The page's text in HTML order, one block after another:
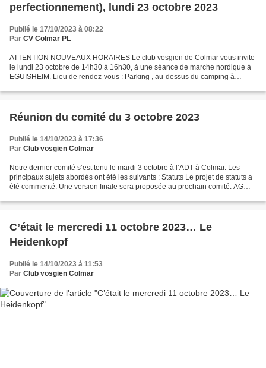
perfectionnement), lundi 23 octobre 2023
Publié le 17/10/2023 à 08:22
Par CV Colmar PL
ATTENTION NOUVEAUX HORAIRES Le club vosgien de Colmar vous invite
le lundi 23 octobre de 14h30 à 16h30, à une séance de marche nordique à
EGUISHEIM. Lieu de rendez-vous : Parking , au-dessus du camping à
Réunion du comité du 3 octobre 2023
Publié le 14/10/2023 à 17:36
Par Club vosgien Colmar
Notre dernier comité s’est tenu le mardi 3 octobre à l’ADT à Colmar. Les
principaux sujets abordés ont été les suivants : Statuts Le projet de statuts a
été commenté. Une version finale sera proposée au prochain comité. AG
C’était le mercredi 11 octobre 2023… Le
Heidenkopf
Publié le 14/10/2023 à 11:53
Par Club vosgien Colmar